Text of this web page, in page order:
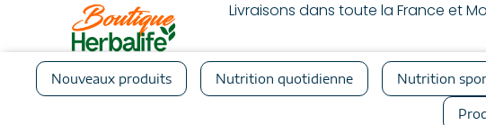
Livraisons dans toute la France et
Nouveaux produits Nutrition quotidienne Nutrition